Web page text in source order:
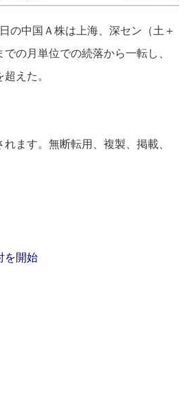
の中国Ａ株は上海、深セン（土＋
の月単位での続落から一転し、
えた。
ます。無断転用、複製、掲載、
を開始